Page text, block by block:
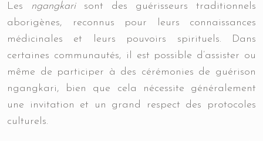
Les ngangkari sont des guérisseurs traditionnels
aborigènes, reconnus pour leurs connaissances
médicinales et leurs pouvoirs spirituels. Dans
certaines communautés, il est possible d’assister ou
même de participer à des cérémonies de guérison
ngangkari, bien que cela nécessite généralement
une invitation et un grand respect des protocoles
culturels.